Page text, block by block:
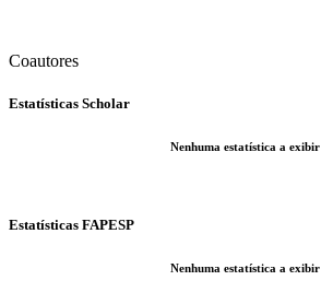
Coautores
Estatísticas Scholar
Nenhuma estatística a exibir
Estatísticas FAPESP
Nenhuma estatística a exibir